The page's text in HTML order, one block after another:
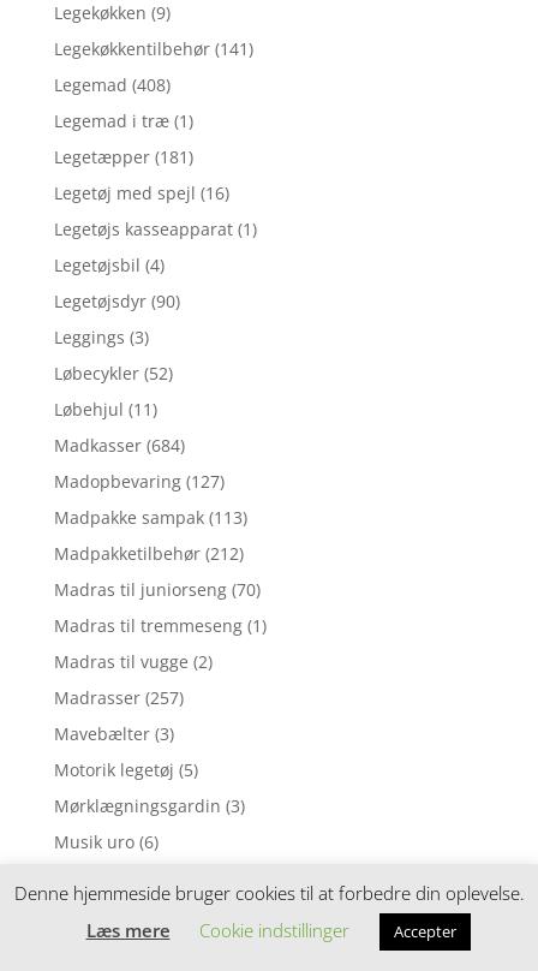
Legekøkken (9)
Legekøkkentilbehør (141)
Legemad (408)
Legemad i træ (1)
Legetæpper (181)
Legetøj med spejl (16)
Legetøjs kasseapparat (1)
Legetøjsbil (4)
Legetøjsdyr (90)
Leggings (3)
Løbecykler (52)
Løbehjul (11)
Madkasser (684)
Madopbevaring (127)
Madpakke sampak (113)
Madpakketilbehør (212)
Madras til juniorseng (70)
Madras til tremmeseng (1)
Madras til vugge (2)
Madrasser (257)
Mavebælter (3)
Motorik legetøj (5)
Mørklægningsgardin (3)
Musik uro (6)
Denne hjemmeside bruger cookies til at forbedre din oplevelse.
Læs mere
Cookie indstillinger Accepter